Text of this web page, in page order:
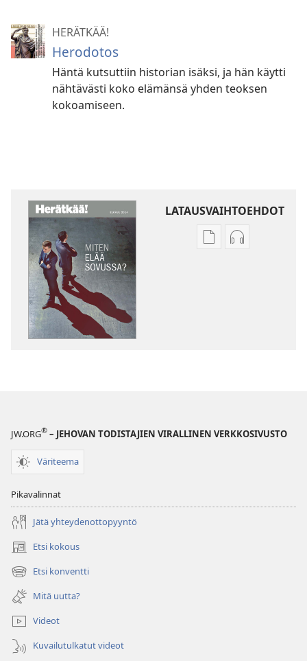
HERÄTKÄÄ!
Herodotos
Häntä kutsuttiin historian isäksi, ja hän käytti
nähtävästi koko elämänsä yhden teoksen
kokoamiseen.
LATAUSVAIHTOEHDOT
JulkaisujenÄänitteiden
JW.ORG® – JEHOVAN TODISTAJIEN VIRALLINEN VERKKOSIVUSTO
Väriteema
Pikavalinnat
Jätä yhteydenottopyyntö
Etsi kokous
(avaa
uuden
ikkunan)
Etsi konventti
(avaa
uuden
ikkunan)
Mitä uutta?
Videot
Kuvailutulkatut videot